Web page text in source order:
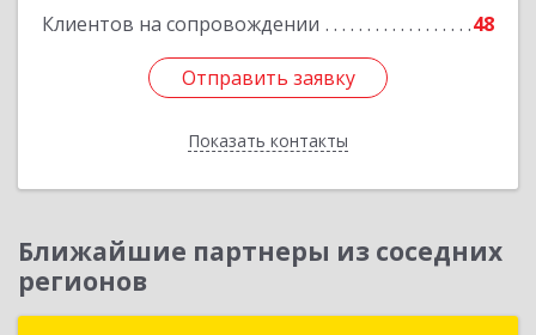
Клиентов на сопровождении 48
Отправить заявку
Показать контакты
Отправить заявку
Назад
Ближайшие партнеры из соседних
регионов